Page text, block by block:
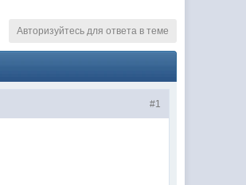
Авторизуйтесь для ответа в теме
#1